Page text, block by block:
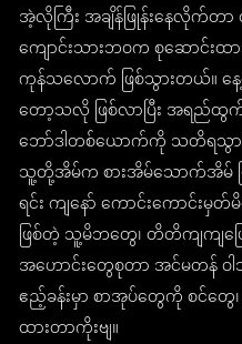
အဲ့လိုကြီး အချိန်ဖြုန်းနေလိုက်
ကျောင်းသားဘဝက စုဆောင်း
ကုန်သလောက် ဖြစ်သွားတယ်။
တော့သလို ဖြစ်လာပြီး အရည်ထွက်အ
ဘော်ဒါတစ်ယောက်ကို သတိရသွာ
သူ့တို့အိမ်က စားအိမ်သောက်အိမ်
ရင်း ကျနော် ကောင်းကောင်းမှ
ဖြစ်တဲ့ သူ့မိဘတွေ၊ တိတိကျကျပ
အဟောင်းတွေစုတာ အင်မတန်
ဧည့်ခန်းမှာ စာအုပ်တွေကို စင်တွေ
ထားတာကိုးဗျ။